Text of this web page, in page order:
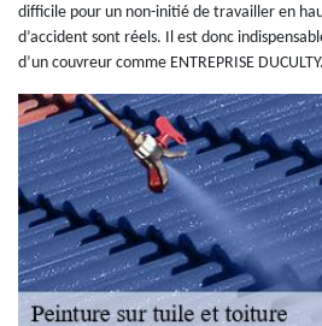
difficile pour un non-initié de travailler en
d’accident sont réels. Il est donc
d’un couvreur comme ENTREPRISE DUCULTY.